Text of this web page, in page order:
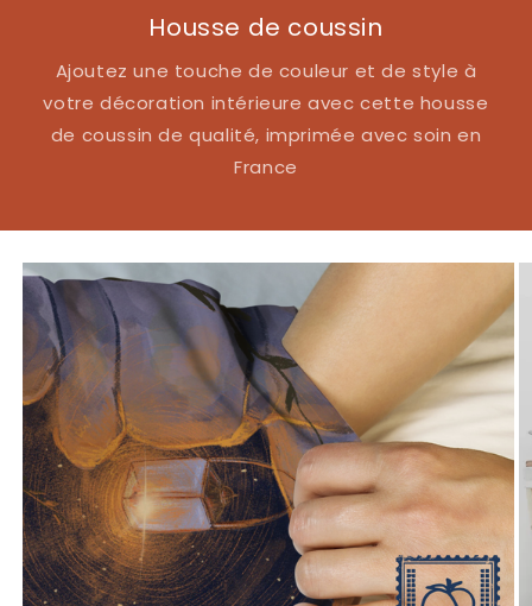
Housse de coussin
Ajoutez une touche de couleur et de style à
votre décoration intérieure avec cette housse
de coussin de qualité, imprimée avec soin en
France